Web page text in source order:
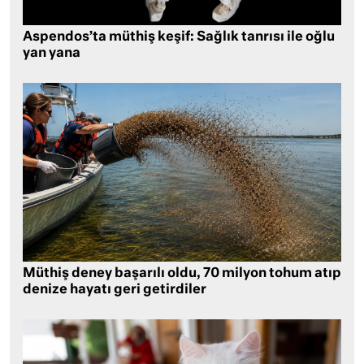
Aspendos’ta müthiş keşif: Sağlık tanrısı ile oğlu
yan yana
Müthiş deney başarılı oldu, 70 milyon tohum atıp
denize hayatı geri getirdiler